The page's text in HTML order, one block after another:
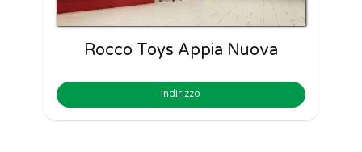
Rocco Toys Appia Nuova
Indirizzo